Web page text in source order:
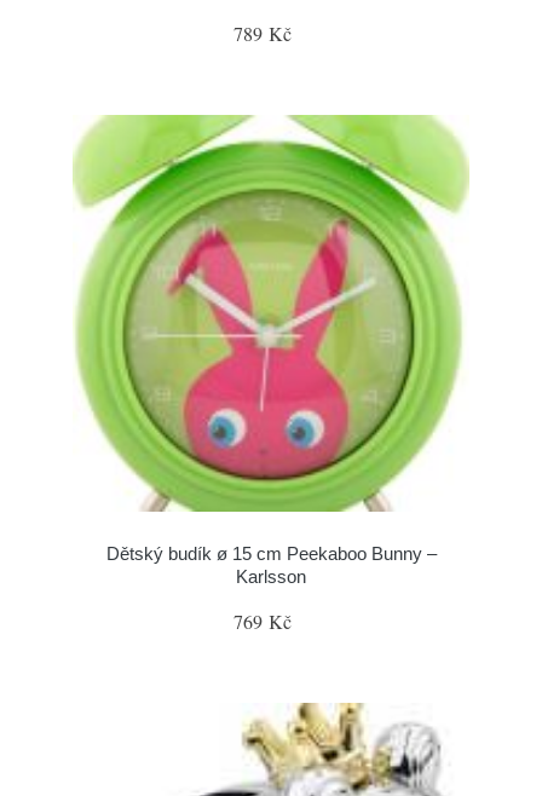
789 Kč
Dětský budík ø 15 cm Peekaboo Bunny –
Karlsson
769 Kč